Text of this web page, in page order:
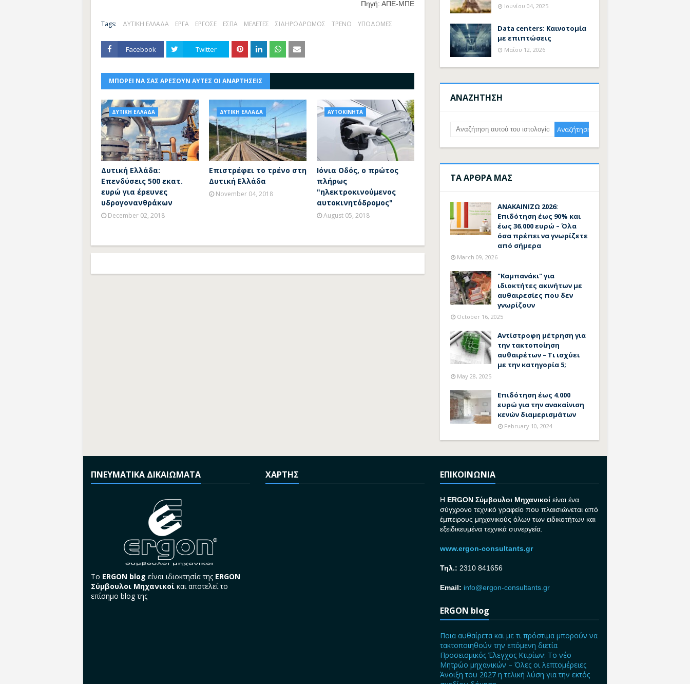
Πηγή: ΑΠΕ-ΜΠΕ
Tags: ΔΥΤΙΚΗ ΕΛΛΑΔΑ ΕΡΓΑ ΕΡΓΟΣΕ ΕΣΠΑ ΜΕΛΕΤΕΣ ΣΙΔΗΡΟΔΡΟΜΟΣ ΤΡΕΝΟ ΥΠΟΔΟΜΕΣ
Facebook Twitter
ΜΠΟΡΕΙ ΝΑ ΣΑΣ ΑΡΕΣΟΥΝ ΑΥΤΕΣ ΟΙ ΑΝΑΡΤΗΣΕΙΣ
ΔΥΤΙΚΗ ΕΛΛΑΔΑ
Δυτική Ελλάδα:
Επενδύσεις 500 εκατ.
ευρώ για έρευνες
υδρογονανθράκων
December 02, 2018
ΔΥΤΙΚΗ ΕΛΛΑΔΑ
Επιστρέφει το τρένο στη
Δυτική Ελλάδα
November 04, 2018
ΑΥΤΟΚΙΝΗΤΑ
Ιόνια Οδός, ο πρώτος
πλήρως
"ηλεκτροκινούμενος
αυτοκινητόδρομος"
August 05, 2018
Ιουνίου 04, 2025
Data centers: Καινοτομία
με επιπτώσεις
Μαΐου 12, 2026
ΑΝΑΖΗΤΗΣΗ
ΤΑ ΑΡΘΡΑ ΜΑΣ
ΑΝΑΚΑΙΝΙΖΩ 2026:
Επιδότηση έως 90% και
έως 36.000 ευρώ – Όλα
όσα πρέπει να γνωρίζετε
από σήμερα
March 09, 2026
"Καμπανάκι" για
ιδιοκτήτες ακινήτων με
αυθαιρεσίες που δεν
γνωρίζουν
October 16, 2025
Αντίστροφη μέτρηση για
την τακτοποίηση
αυθαιρέτων – Τι ισχύει
με την κατηγορία 5;
May 28, 2025
Επιδότηση έως 4.000
ευρώ για την ανακαίνιση
κενών διαμερισμάτων
February 10, 2024
ΠΝΕΥΜΑΤΙΚΑ ΔΙΚΑΙΩΜΑΤΑ
Το ERGON blog είναι ιδιοκτησία της ERGON
Σύμβουλοι Μηχανικοί και αποτελεί το
επίσημο blog της
ΧΑΡΤΗΣ ΕΠΙΚΟΙΝΩΝΙΑ
H ERGON Σύμβουλοι Μηχανικοί είναι ένα
σύγχρονο τεχνικό γραφείο που πλαισιώνεται από
έμπειρους μηχανικούς όλων των ειδικοτήτων και
εξειδικευμένα τεχνικά συνεργεία.
www.ergon-consultants.gr
Τηλ.: 2310 841656
Email: info@ergon-consultants.gr
ERGON blog
Ποια αυθαίρετα και με τι πρόστιμα μπορούν να
τακτοποιηθούν την επόμενη διετία
Προσεισμικός Έλεγχος Κτιρίων: Το νέο
Μητρώο μηχανικών – Όλες οι λεπτομέρειες
Άνοιξη του 2027 η τελική λύση για την εκτός